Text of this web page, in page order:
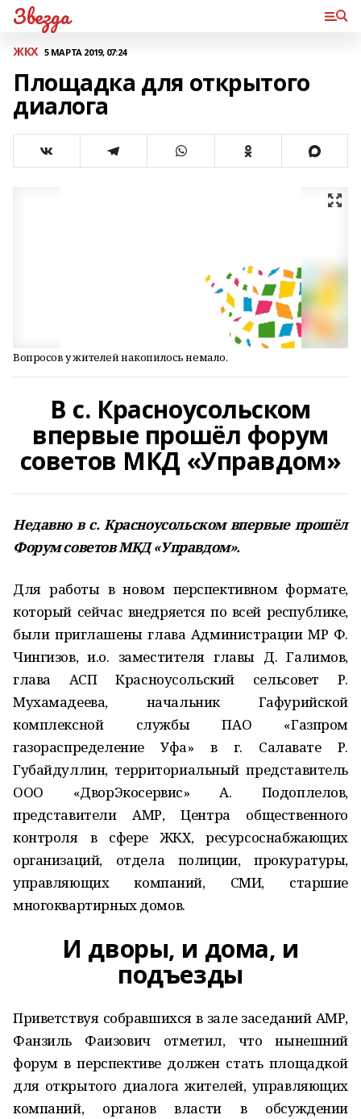
Звезда
ЖКХ 5 МАРТА 2019, 07:24
Площадка для открытого
диалога
Вопросов у жителей накопилось немало.
В с. Красноусольском
впервые прошёл форум
советов МКД «Управдом»
Недавно в с. Красноусольском впервые прошёл
Форум советов МКД «Управдом».
Для работы в новом перспективном формате,
который сейчас внедряется по всей республике,
были приглашены глава Администрации МР Ф.
Чингизов, и.о. заместителя главы Д. Галимов,
глава АСП Красноусольский сельсовет Р.
Мухамадеева, начальник Гафурийской
комплексной службы ПАО «Газпром
газораспределение Уфа» в г. Салавате Р.
Губайдуллин, территориальный представитель
ООО «ДворЭкосервис» А. Подоплелов,
представители АМР, Центра общественного
контроля в сфере ЖКХ, ресурсоснабжающих
организаций, отдела полиции, прокуратуры,
управляющих компаний, СМИ, старшие
многоквартирных домов.
И дворы, и дома, и
подъезды
Приветствуя собравшихся в зале заседаний АМР,
Фанзиль Фаизович отметил, что нынешний
форум в перспективе должен стать площадкой
для открытого диалога жителей, управляющих
компаний, органов власти в обсуждении